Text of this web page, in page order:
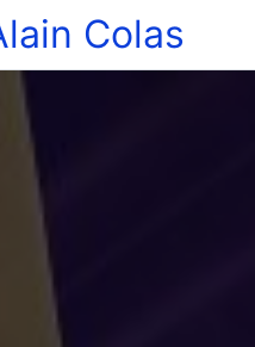
Colas